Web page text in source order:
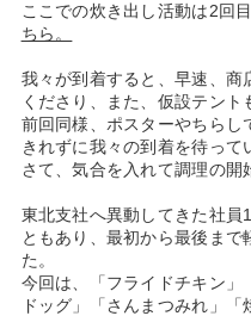
ここでの炊き出し活動は2回
ちら。
我々が到着すると、早速、商
くださり、また、仮設テント
前回同様、ポスターやちらし
きれずに我々の到着を待って
さて、気合を入れて調理の開
東北支社へ異動してきた社員
ともあり、最初から最後ま
た。
今回は、「フライドチキン」
ドッグ」「さんまつみれ」